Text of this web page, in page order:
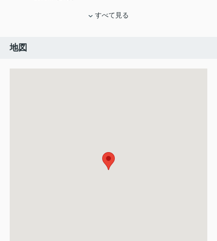
すべて見る
地図